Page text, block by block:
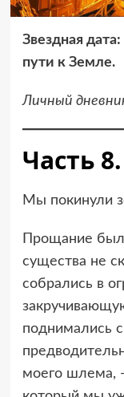
Звездная
пути к Земле.
Личный
Часть
Мы покинули
Прощание
существа не
собрались в
поднимались
моего шлема,